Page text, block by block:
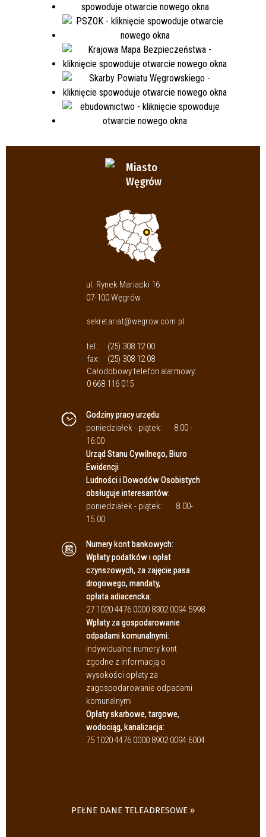
Miasto
Węgrów
ul. Rynek Mariacki 16
07-100 Węgrów
sekretariat@wegrow.com.pl
tel.:
(25) 308 12 00
fax:
(25) 308 12 08
Całodobowy telefon alarmowy:
0 668 116 015
Godziny pracy urzędu:
poniedziałek - piątek:
8:00 -
16:00
Urząd Stanu Cywilnego, Biuro
Ewidencji
Ludności i Dowodów Osobistych
obsługuje interesantów:
poniedziałek - piątek:
8.00-
15.00
Numery kont bankowych:
Wpłaty podatków i opłat
czynszowych, za zajęcie pasa
drogowego, mandaty,
opłata adiacencka:
27 1020 4476 0000 8302 0094 5998
Wpłaty za gospodarowanie
odpadami komunalnymi:
indywidualne numery kont
zgodne z informacją o
wysokości opłaty za
zagospodarowanie odpadami
komunalnymi
Opłaty skarbowe, targowe,
wodociąg, kanalizacja:
75 1020 4476 0000 8902 0094 6004
PEŁNE DANE TELEADRESOWE